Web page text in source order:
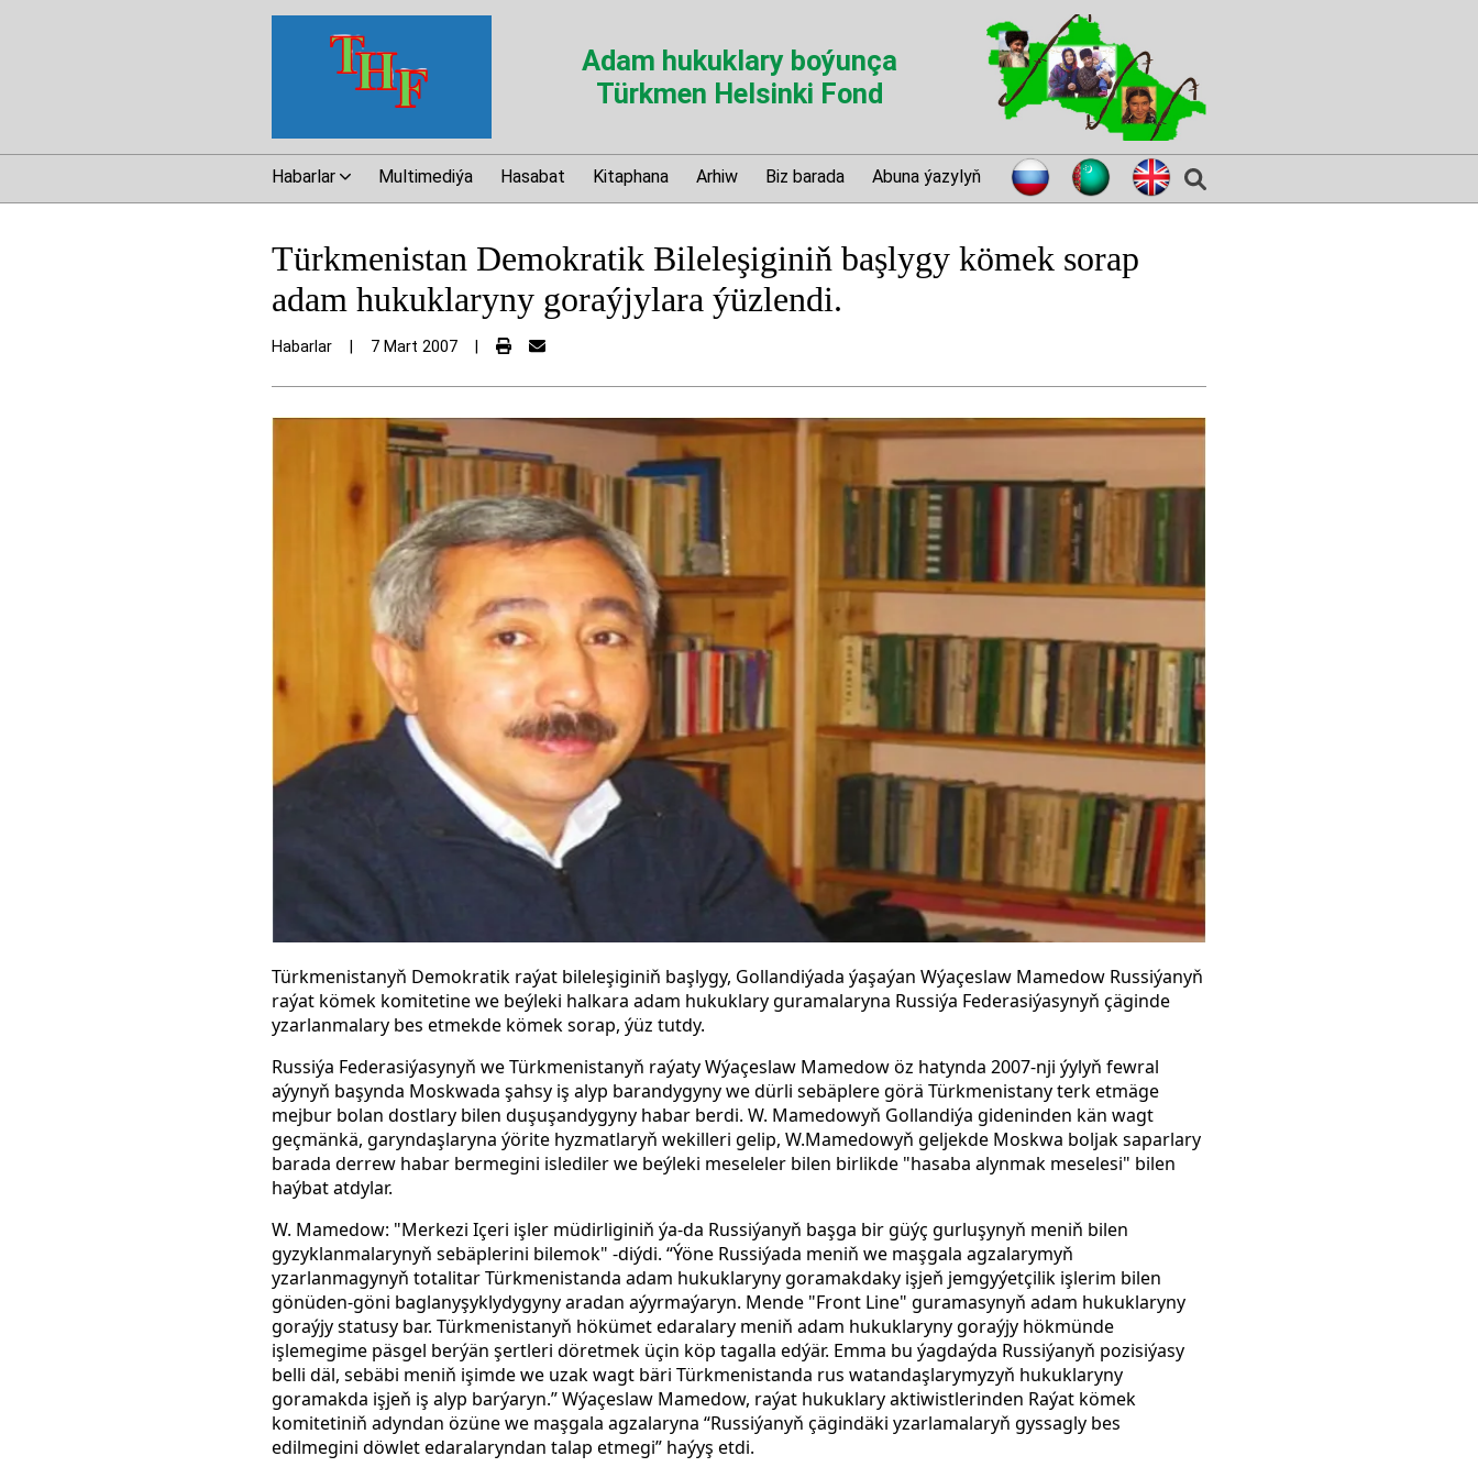
Adam hukuklary boýunça
Türkmen Helsinki Fond
Habarlar Multimediýa Hasabat Kitaphana Arhiw Biz barada Abuna ýazylyň
Türkmenistan Demokratik Bileleşiginiň başlygy kömek sorap
adam hukuklaryny goraýjylara ýüzlendi.
Habarlar 7 Mart 2007
Türkmenistanyň Demokratik raýat bileleşiginiň başlygy, Gollandiýada ýaşaýan Wýaçeslaw Mamedow Russiýanyň
raýat kömek komitetinewe beýleki halkara adam hukuklary guramalaryna Russiýa Federasiýasynyň çäginde
yzarlanmalary bes etmekde kömek sorap, ýüz tutdy.
Russiýa Federasiýasynyň we Türkmenistanyň raýaty Wýaçeslaw Mamedow öz hatynda 2007-nji ýylyň fewral
aýynyň başynda Moskwada şahsy iş alyp barandygyny we dürli sebäplere görä Türkmenistany terk etmäge
mejbur bolan dostlary bilen duşuşandygyny habar berdi. W. Mamedowyň Gollandiýa gideninden kän wagt
geçmänkä, garyndaşlaryna ýörite hyzmatlaryň wekilleri gelip, W.Mamedowyň geljekde Moskwa boljak saparlary
barada derrew habar bermegini islediler we beýleki meseleler bilen birlikde "hasaba alynmak meselesi" bilen
haýbat atdylar.
W. Mamedow: "Merkezi Içeri işler müdirliginiň ýa-da Russiýanyň başga bir güýç gurluşynyň meniň bilen
gyzyklanmalarynyň sebäplerini bilemok" -diýdi. “Ýöne Russiýada meniň we maşgala agzalarymyň
yzarlanmagynyň totalitar Türkmenistanda adam hukuklaryny goramakdaky işjeň jemgyýetçilik işlerim bilen
gönüden-göni baglanyşyklydygyny aradan aýyrmaýaryn. Mende "Front Line" guramasynyň adam hukuklaryny
goraýjy statusy bar. Türkmenistanyň hökümet edaralary meniň adam hukuklaryny goraýjy hökmünde
işlemegime päsgel berýän şertleri döretmek üçin köp tagalla edýär. Emma bu ýagdaýda Russiýanyň pozisiýasy
belli däl, sebäbi meniň işimde we uzak wagt bäri Türkmenistanda rus watandaşlarymyzyň hukuklaryny
goramakda işjeň iş alyp barýaryn.”Wýaçeslaw Mamedow, raýat hukuklary aktiwistlerinden Raýat kömek
komitetiniň adyndan özüne we maşgala agzalaryna “Russiýanyň çägindäki yzarlamalaryň gyssagly bes
edilmegini döwlet edaralaryndan talap etmegi” haýyş etdi.